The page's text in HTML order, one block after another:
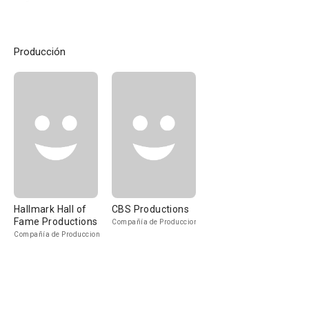
Producción
Hallmark Hall of
Fame Productions
Compañía de Produccion
CBS Productions
Compañía de Produccion